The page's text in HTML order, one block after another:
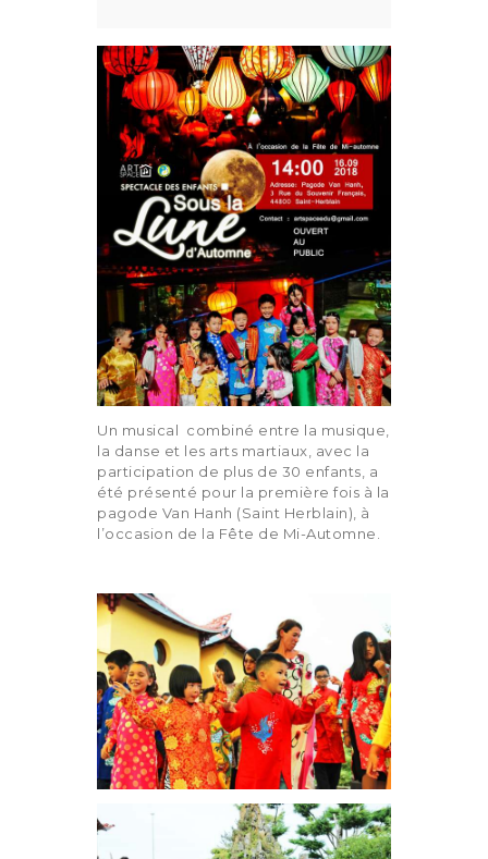
Un musical combiné entre la musique,
la danse et les arts martiaux, avec la
participation de plus de 30 enfants, a
été présenté pour la première fois à la
pagode Van Hanh (Saint Herblain), à
l’occasion de la Fête de Mi-Automne.